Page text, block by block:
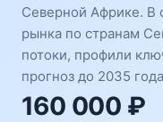
Северной Африке. В
рынка по странам
потоки, профили
прогноз до 2035
160 000 ₽